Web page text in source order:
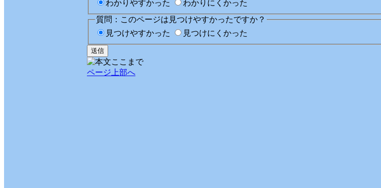
わかりやすかった
わかりにくかった
質問：このページは見つけやすかったですか？
見つけやすかった
見つけにくかった
ページ上部へ